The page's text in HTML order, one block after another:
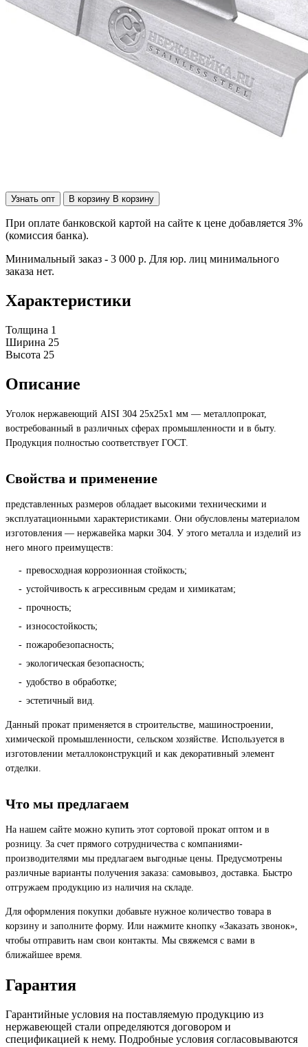
Узнать опт В корзину В корзину
При оплате банковской картой на сайте к цене добавляется 3%
(комиссия банка).
Минимальный заказ - 3 000 р. Для юр. лиц минимального
заказа нет.
Характеристики
Толщина 1
Ширина 25
Высота 25
Описание
Уголок нержавеющий AISI 304 25х25х1 мм — металлопрокат,
востребованный в различных сферах промышленности и в быту.
Продукция полностью соответствует ГОСТ.
Свойства и применение
представленных размеров обладает высокими техническими и
эксплуатационными характеристиками. Они обусловлены материалом
изготовления — нержавейка марки 304. У этого металла и изделий из
него много преимуществ:
превосходная коррозионная стойкость;
устойчивость к агрессивным средам и химикатам;
прочность;
износостойкость;
пожаробезопасность;
экологическая безопасность;
удобство в обработке;
эстетичный вид.
Данный прокат применяется в строительстве, машиностроении,
химической промышленности, сельском хозяйстве. Используется в
изготовлении металлоконструкций и как декоративный элемент
отделки.
Что мы предлагаем
На нашем сайте можно купить этот сортовой прокат оптом и в
розницу. За счет прямого сотрудничества с компаниями-
производителями мы предлагаем выгодные цены. Предусмотрены
различные варианты получения заказа: самовывоз, доставка. Быстро
отгружаем продукцию из наличия на складе.
Для оформления покупки добавьте нужное количество товара в
корзину и заполните форму. Или нажмите кнопку «Заказать звонок»,
чтобы отправить нам свои контакты. Мы свяжемся с вами в
ближайшее время.
Гарантия
Гарантийные условия на поставляемую продукцию из
нержавеющей стали определяются договором и
спецификацией к нему. Подробные условия согласовываются